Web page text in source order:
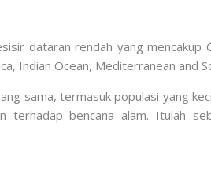
dataran rendah yang mencakup
Indian Ocean, Mediterranean and
sama, termasuk populasi yang
bencana alam. Itulah